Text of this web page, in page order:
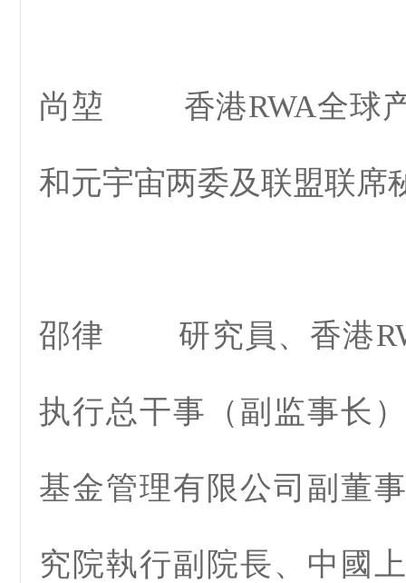
尚堃 香港RWA全球产
和元宇宙两委及联盟联席
邵律 研究員、香港
执行总干事（副监事长
基金管理有限公司副董
究院執行副院長、中國